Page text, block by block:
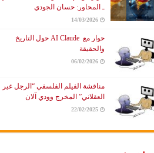
ـ المحاور: حسان الجودي
14/03/2026
حوار مع AI Claude حول التاريخ
والحقيقة
06/02/2026
مناقشة الفيلم الفلسفي “الرجل غير
العقلاني” المخرج وودي آلان
22/02/2025